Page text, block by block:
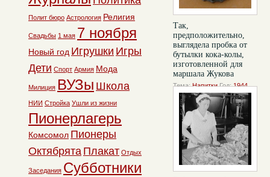
Так,
предположительно,
выглядела пробка от
бутылки кока-колы,
изготовленной для
маршала Жукова
Тема:Напитки Год:1944
комментарии:0
Полит бюро Астрология Религия
Свадьбы 1 мая 7 ноября
Новый год Игрушки Игры
Дети Спорт Армия Мода
Милиция ВУЗы Школа
НИИ Стройка Ушли из жизни
Пионерлагерь
Комсомол Пионеры
Октябрята Плакат Отдых
Заседания Субботники